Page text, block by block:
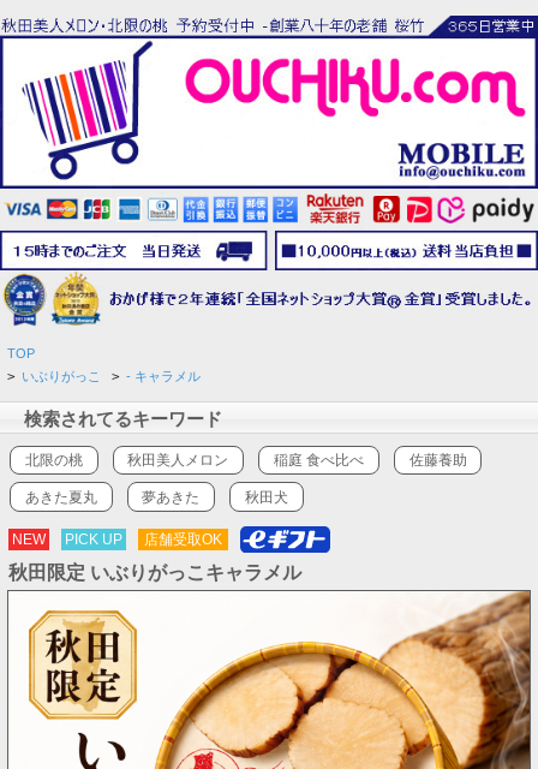
TOP
> いぶりがっこ > - キャラメル
検索されてるキーワード
北限の桃 秋田美人メロン 稲庭 食べ比べ 佐藤養助
あきた夏丸 夢あきた 秋田犬
NEW PICK UP 店舗受取OK
秋田限定 いぶりがっこキャラメル